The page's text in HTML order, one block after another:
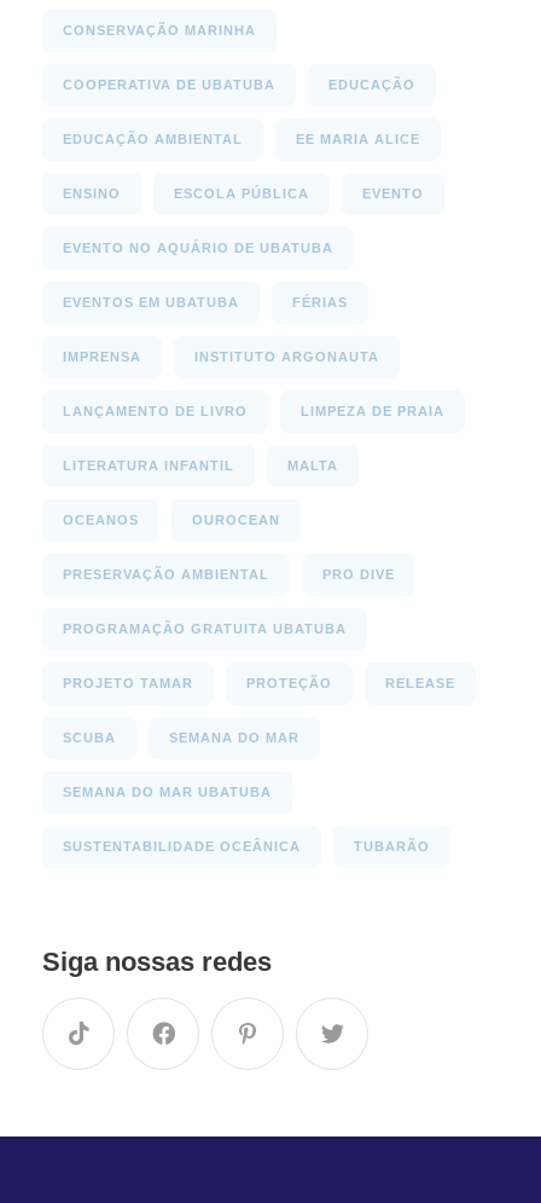
CONSERVAÇÃO MARINHA
COOPERATIVA DE UBATUBA EDUCAÇÃO
EDUCAÇÃO AMBIENTAL EE MARIA ALICE
ENSINO ESCOLA PÚBLICA EVENTO
EVENTO NO AQUÁRIO DE UBATUBA
EVENTOS EM UBATUBA FÉRIAS
IMPRENSA INSTITUTO ARGONAUTA
LANÇAMENTO DE LIVRO LIMPEZA DE PRAIA
LITERATURA INFANTIL MALTA
OCEANOS OUROCEAN
PRESERVAÇÃO AMBIENTAL PRO DIVE
PROGRAMAÇÃO GRATUITA UBATUBA
PROJETO TAMAR PROTEÇÃO RELEASE
SCUBA SEMANA DO MAR
SEMANA DO MAR UBATUBA
SUSTENTABILIDADE OCEÂNICA TUBARÃO
Siga nossas redes